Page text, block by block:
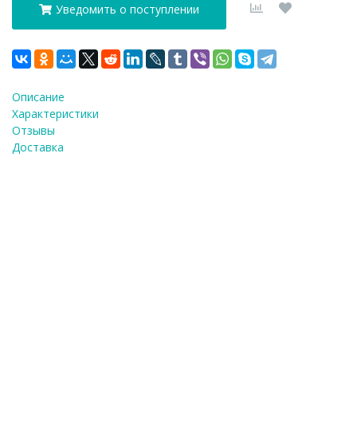
Уведомить о поступлении
Описание
Характеристики
Отзывы
Доставка